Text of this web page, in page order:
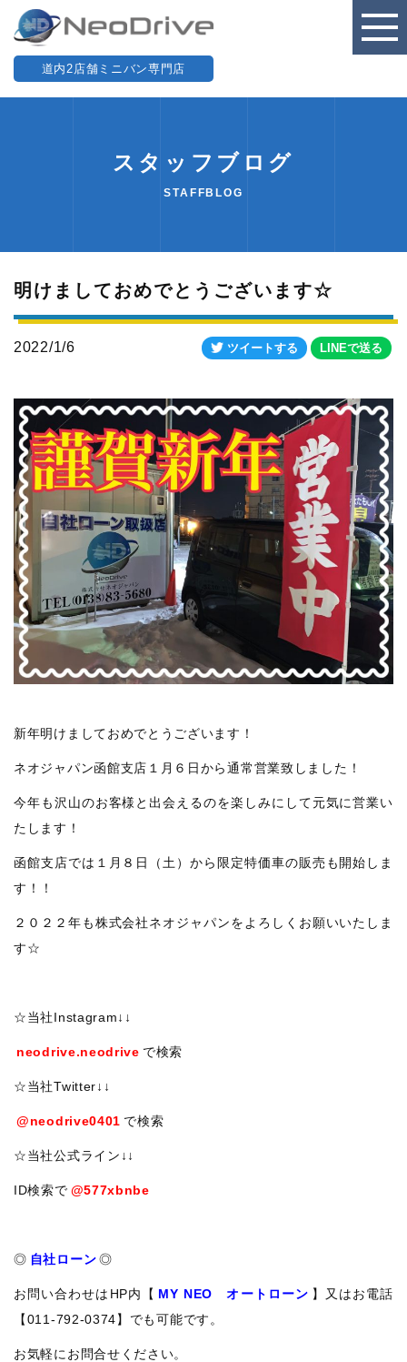
道内2店舗ミニバン専門店
スタッフブログ
STAFFBLOG
明けましておめでとうございます☆
2022/1/6 ツイートする LINEで送る
新年明けましておめでとうございます！
ネオジャパン函館支店１月６日から通常営業致しました！
今年も沢山のお客様と出会えるのを楽しみにして元気に営業い
たします！
函館支店では１月８日（土）から限定特価車の販売も開始しま
す！！
２０２２年も株式会社ネオジャパンをよろしくお願いいたしま
す☆
☆当社Instagram↓↓
neodrive.neodrive で検索
☆当社Twitter↓↓
@neodrive0401 で検索
☆当社公式ライン↓↓
ID検索で @577xbnbe
◎ 自社ローン ◎
お問い合わせはHP内【 MY NEO オートローン 】又はお電話
【011-792-0374】でも可能です。
お気軽にお問合せください。